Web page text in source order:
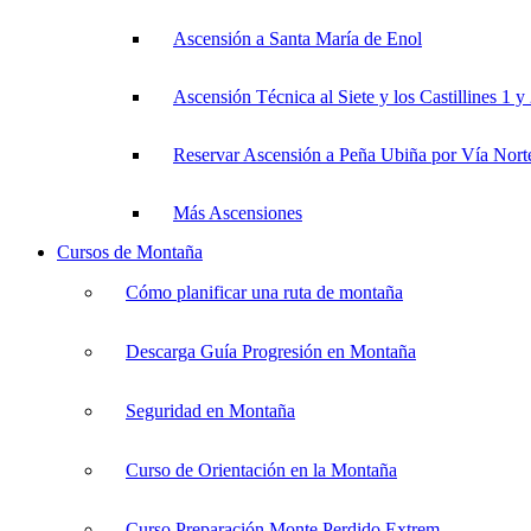
Ascensión a Santa María de Enol
Ascensión Técnica al Siete y los Castillines 1 y
Reservar Ascensión a Peña Ubiña por Vía
Más Ascensiones
Cursos de Montaña
Cómo planificar una ruta de montaña
Descarga Guía Progresión en Montaña
Seguridad en Montaña
Curso de Orientación en la Montaña